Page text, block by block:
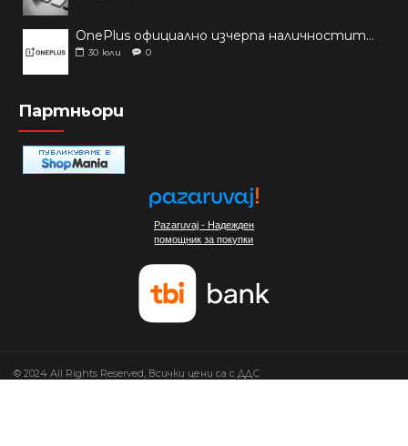
OnePlus официално изчерпа наличностите си от телефони на основни пазари
30 юли 0
Партньори
Pazaruvaj - Надежден
помощник за покупки
© 2024 All Rights Reserved, Всички цени са с ДДС